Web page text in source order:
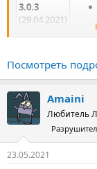
3.0.3
(29.04.2021)
Посмотреть
Amaini
Любитель
23.05.2021